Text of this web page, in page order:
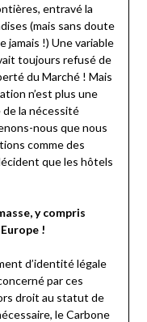
entravé la
(mais sans doute
jamais !) Une variable
toujours refusé de
du Marché ! Mais
n’est plus une
de la nécessité
nous que nous
comme des
que les hôtels
y compris
!
d’identité légale
par ces
droit au statut de
le Carbone